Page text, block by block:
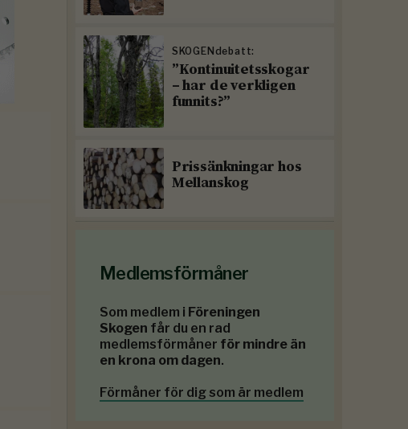
SKOGENdebatt:
”Kontinuitetsskogar
– har de verkligen
funnits?”
Prissänkningar hos
Mellanskog
Medlemsförmåner
Som medlem i Föreningen
Skogen får du en rad
medlemsförmåner för mindre än
en krona om dagen.
Förmåner för dig som är medlem